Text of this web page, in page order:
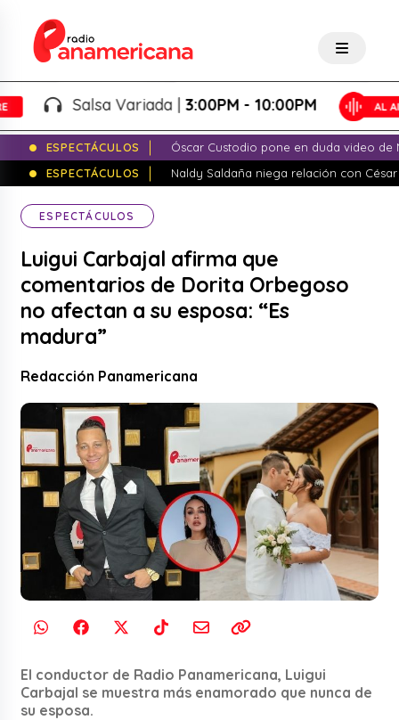
Salsa Variada |3:00PM - 10:00PM
ESPECTÁCULOS
Óscar Custodio pone en duda video de
ESPECTÁCULOS
Naldy Saldaña niega relación con
ESPECTÁCULOS
Luigui Carbajal afirma que
comentarios de Dorita Orbegoso
no afectan a su esposa: “Es
madura”
Redacción Panamericana
El conductor de Radio Panamericana, Luigui
Carbajal se muestra más enamorado que nunca de
su esposa.